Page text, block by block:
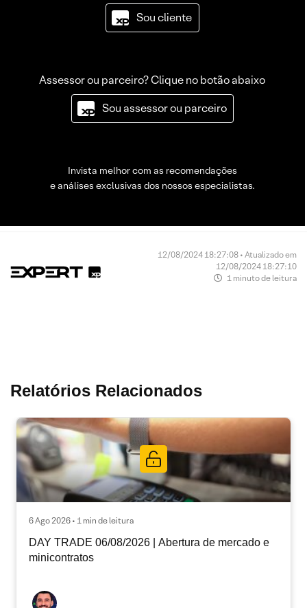
Sou cliente
Assessor ou parceiro? Clique no botão abaixo
Sou assessor ou parceiro
Invista melhor com as recomendações
e análises exclusivas dos nossos especialistas.
12/08/2024 18:27:08 • Atualizado em
12/08/2024 18:27:10
1 minuto de leitura
Relatórios Relacionados
6 Ago 2026 • 1 min de leitura
DAY TRADE 06/08/2026 | Abertura de mercado e
minicontratos